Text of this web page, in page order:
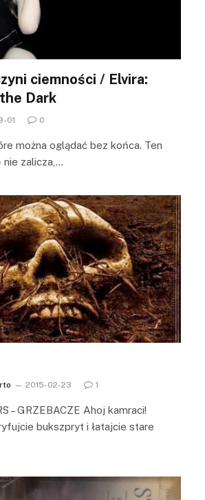
ciemności / Elvira:
Dark
01 0
można oglądać bez końca. Ten
nie zalicza,…
2015-02-23 1
– GRZEBACZE Ahoj kamraci!
bukszpryt i łatajcie stare